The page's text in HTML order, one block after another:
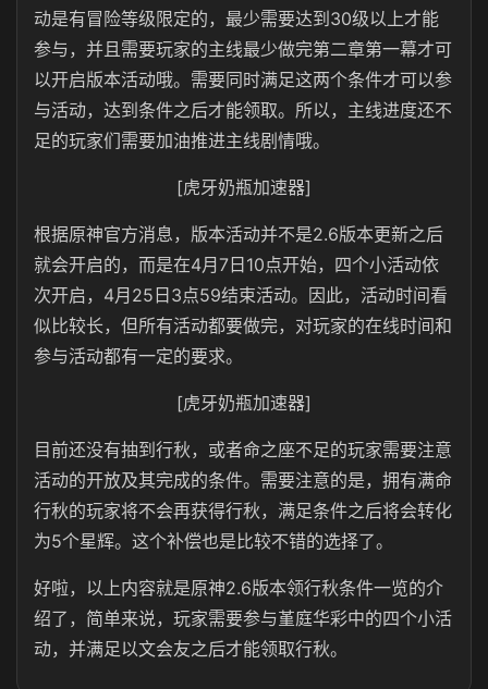
动是有冒险等级限定的，最少需要达到30级以上才能
参与，并且需要玩家的主线最少做完第二章第一幕才可
以开启版本活动哦。需要同时满足这两个条件才可以参
与活动，达到条件之后才能领取。所以，主线进度还不
足的玩家们需要加油推进主线剧情哦。
[虎牙奶瓶加速器]
根据原神官方消息，版本活动并不是2.6版本更新之后
就会开启的，而是在4月7日10点开始，四个小活动依
次开启，4月25日3点59结束活动。因此，活动时间看
似比较长，但所有活动都要做完，对玩家的在线时间和
参与活动都有一定的要求。
[虎牙奶瓶加速器]
目前还没有抽到行秋，或者命之座不足的玩家需要注意
活动的开放及其完成的条件。需要注意的是，拥有满命
行秋的玩家将不会再获得行秋，满足条件之后将会转化
为5个星辉。这个补偿也是比较不错的选择了。
好啦，以上内容就是原神2.6版本领行秋条件一览的介
绍了，简单来说，玩家需要参与堇庭华彩中的四个小活
动，并满足以文会友之后才能领取行秋。